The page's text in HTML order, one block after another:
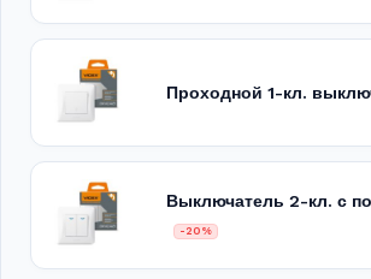
Проходной 1-кл.
Выключатель 2-кл. с
-20%